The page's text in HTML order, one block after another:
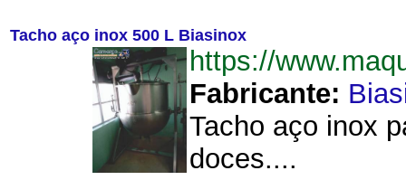
Tacho aço inox 500 L Biasinox
https://
Fabricante:
Tacho aço inox
doces....